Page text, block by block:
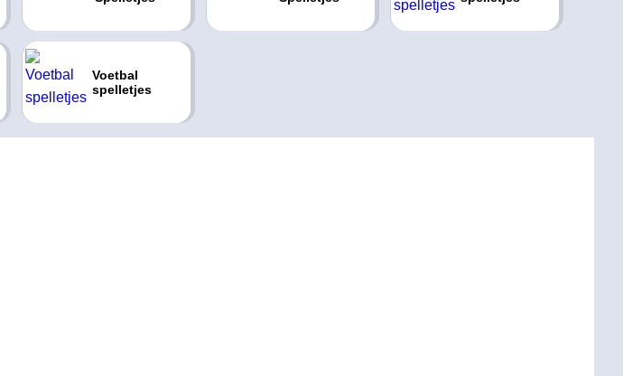
Voetbal
spelletjes